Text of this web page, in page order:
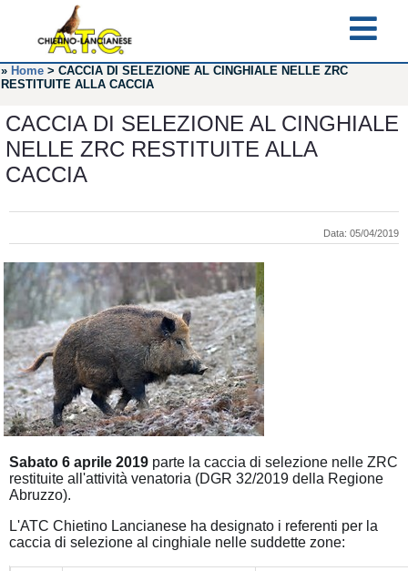
» Home > CACCIA DI SELEZIONE AL CINGHIALE NELLE ZRC
RESTITUITE ALLA CACCIA
CACCIA DI SELEZIONE AL CINGHIALE
NELLE ZRC RESTITUITE ALLA
CACCIA
Data: 05/04/2019
Sabato 6 aprile 2019 parte la caccia di selezione nelle ZRC
restituite all'attività venatoria (DGR 32/2019 della Regione
Abruzzo).
L'ATC Chietino Lancianese ha designato i referenti per la
caccia di selezione al cinghiale nelle suddette zone: